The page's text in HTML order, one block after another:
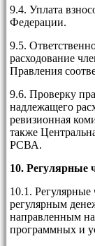
9.4. Уплата
Федерации.
9.5.
расходование
Правления
9.6. Проверку
надлежащего
ревизионная
также
РСВА.
10.Регулярные
10.1. Регулярные
регулярным
направленным
программных и